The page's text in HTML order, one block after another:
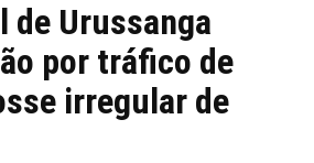
de Urussanga
por tráfico de
irregular de